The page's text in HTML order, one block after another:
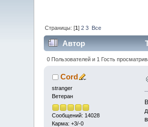
Страницы: [1]2 3 Все
Автор
0 Пользователей и 1 Гость
Cord
stranger
Ветеран
Сообщений: 14028
Карма: +3/-0